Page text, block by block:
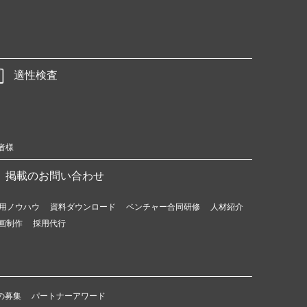
適性検査
様
掲載のお問い合わせ
ノウハウ 資料ダウンロード ベンチャー合同研修
人材紹介
制作
採用代行
募集 パートナーアワード